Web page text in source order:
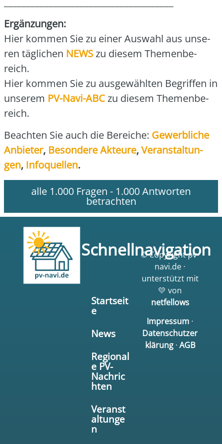
Ergän­zun­gen:
Hier kom­men Sie zu einer Aus­wahl aus unse­
ren täg­li­chen NEWSzu die­sem The­men­be­
reich.
Hier kom­men Sie zu aus­ge­wähl­ten Begrif­fen in
unse­rem PV-Navi-ABCzu die­sem The­men­be­
reich.
Beach­ten Sie auch die Berei­che: Gewerb­li­che
Anbie­ter, Beson­de­re Akteu­re,Ver­an­stal­tun­
gen, Info­quel­len.
alle 1.000 Fragen - 1.000 Antworten
betrachten
Schnellnavigation
Startseit
e
News
Regional
e PV-
Nachric
hten
Veranst
altunge
n
© Copyright pv-
navi.de ·
unterstützt mit
💛 von
netfellows
Impressum ·
Datenschutzer
klärung· AGB